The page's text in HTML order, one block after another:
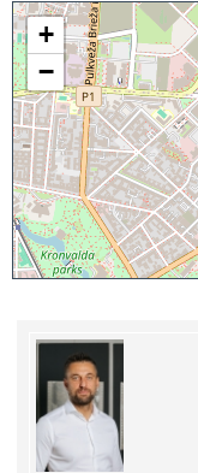
+
−